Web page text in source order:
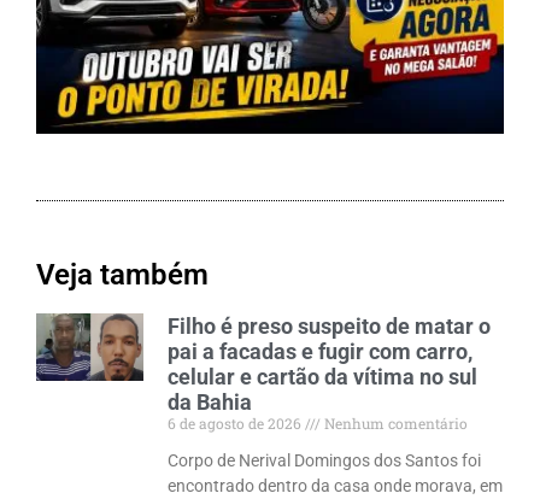
Veja também
Filho é preso suspeito de matar o
pai a facadas e fugir com carro,
celular e cartão da vítima no sul
da Bahia
6 de agosto de 2026
Nenhum comentário
Corpo de Nerival Domingos dos Santos foi
encontrado dentro da casa onde morava, em